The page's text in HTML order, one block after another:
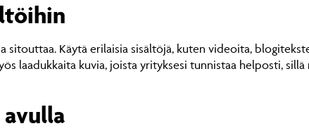
Käytä erilaisia sisältöjä, kuten videoita,
laadukkaita kuvia, joista yrityksesi tunnistaa helposti, sillä